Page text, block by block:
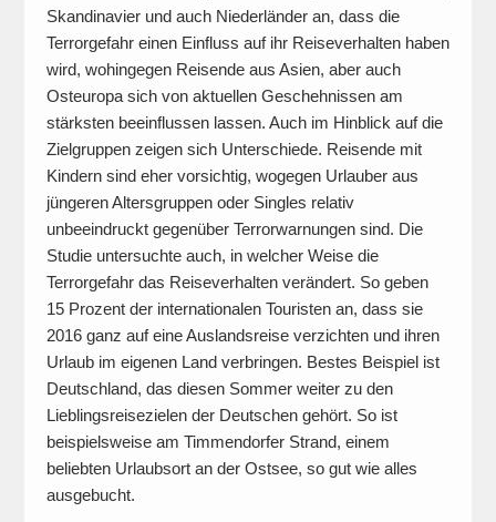
Skandinavier und auch Niederländer an, dass die
Terrorgefahr einen Einfluss auf ihr Reiseverhalten haben
wird, wohingegen Reisende aus Asien, aber auch
Osteuropa sich von aktuellen Geschehnissen am
stärksten beeinflussen lassen. Auch im Hinblick auf die
Zielgruppen zeigen sich Unterschiede. Reisende mit
Kindern sind eher vorsichtig, wogegen Urlauber aus
jüngeren Altersgruppen oder Singles relativ
unbeeindruckt gegenüber Terrorwarnungen sind. Die
Studie untersuchte auch, in welcher Weise die
Terrorgefahr das Reiseverhalten verändert. So geben
15 Prozent der internationalen Touristen an, dass sie
2016 ganz auf eine Auslandsreise verzichten und ihren
Urlaub im eigenen Land verbringen. Bestes Beispiel ist
Deutschland, das diesen Sommer weiter zu den
Lieblingsreisezielen der Deutschen gehört. So ist
beispielsweise am Timmendorfer Strand, einem
beliebten Urlaubsort an der Ostsee, so gut wie alles
ausgebucht.